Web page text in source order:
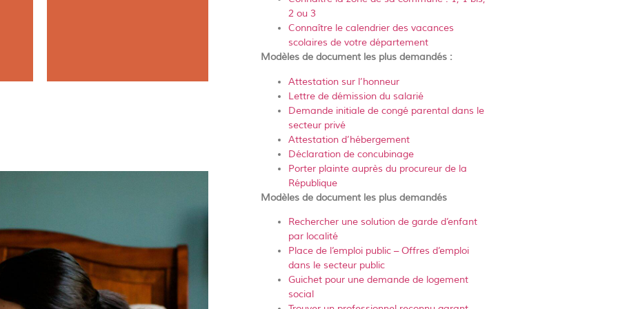
2 ou 3
Connaître le calendrier des vacances
scolaires de votre département
Modèles de document les plus demandés :
Attestation sur l’honneur
Lettre de démission du salarié
Demande initiale de congé parental dans le
secteur privé
Attestation d’hébergement
Déclaration de concubinage
Porter plainte auprès du procureur de la
République
Modèles de document les plus demandés
Rechercher une solution de garde d’enfant
par localité
Place de l’emploi public – Offres d’emploi
dans le secteur public
Guichet pour une demande de logement
social